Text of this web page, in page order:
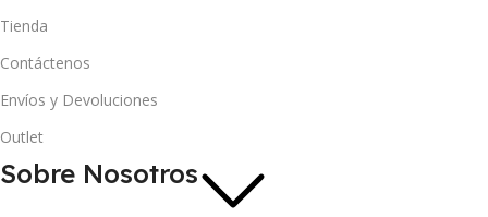
Tienda
Contáctenos
Envíos y Devoluciones
Outlet
Sobre Nosotros